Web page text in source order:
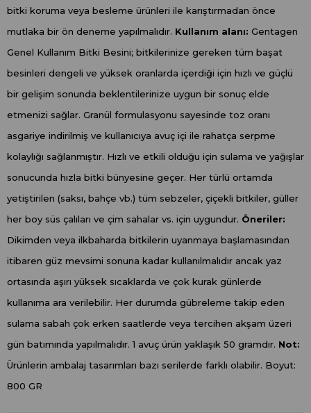
bitki koruma veya besleme ürünleri ile karıştırmadan önce
mutlaka bir ön deneme yapılmalıdır. Kullanım alanı: Gentagen
Genel Kullanım Bitki Besini; bitkilerinize gereken tüm başat
besinleri dengeli ve yüksek oranlarda içerdiği için hızlı ve güçlü
bir gelişim sonunda beklentilerinize uygun bir sonuç elde
etmenizi sağlar. Granül formulasyonu sayesinde toz oranı
asgariye indirilmiş ve kullanıcıya avuç içi ile rahatça serpme
kolaylığı sağlanmıştır. Hızlı ve etkili olduğu için sulama ve yağışlar
sonucunda hızla bitki bünyesine geçer. Her türlü ortamda
yetiştirilen (saksı, bahçe vb.) tüm sebzeler, çiçekli bitkiler, güller
her boy süs çalıları ve çim sahalar vs. için uygundur. Öneriler:
Dikimden veya ilkbaharda bitkilerin uyanmaya başlamasından
itibaren güz mevsimi sonuna kadar kullanılmalıdır ancak yaz
ortasında aşırı yüksek sıcaklarda ve çok kurak günlerde
kullanıma ara verilebilir. Her durumda gübreleme takip eden
sulama sabah çok erken saatlerde veya tercihen akşam üzeri
gün batımında yapılmalıdır. 1 avuç ürün yaklaşık 50 gramdır. Not:
Ürünlerin ambalaj tasarımları bazı serilerde farklı olabilir. Boyut:
800 GR